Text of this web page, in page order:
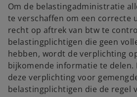
Om de belastingadministratie
te verschaffen om een correcte
recht op aftrek van btw te
belastingplichtigen die geen
hebben, wordt de verplichting
bijkomende informatie te delen.
deze verplichting voor
belastingplichtigen die de regel